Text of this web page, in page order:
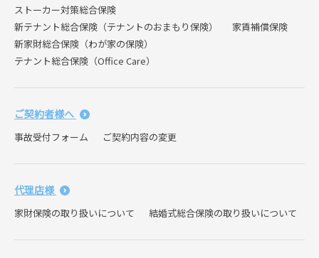
ストーカー対策総合保険
新テナント総合保険（テナントのおまもり保険）
家賃補償保険
新家財総合保険（わが家の保険）
テナント総合保険（Office Care）
ご契約者様へ
事故受付フォーム ご契約内容の変更
代理店様
家財保険の取り扱いについて 結婚式総合保険の取り扱いについて